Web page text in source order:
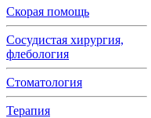
Скорая помощь
Сосудистая хирургия,
флебология
Стоматология
Терапия